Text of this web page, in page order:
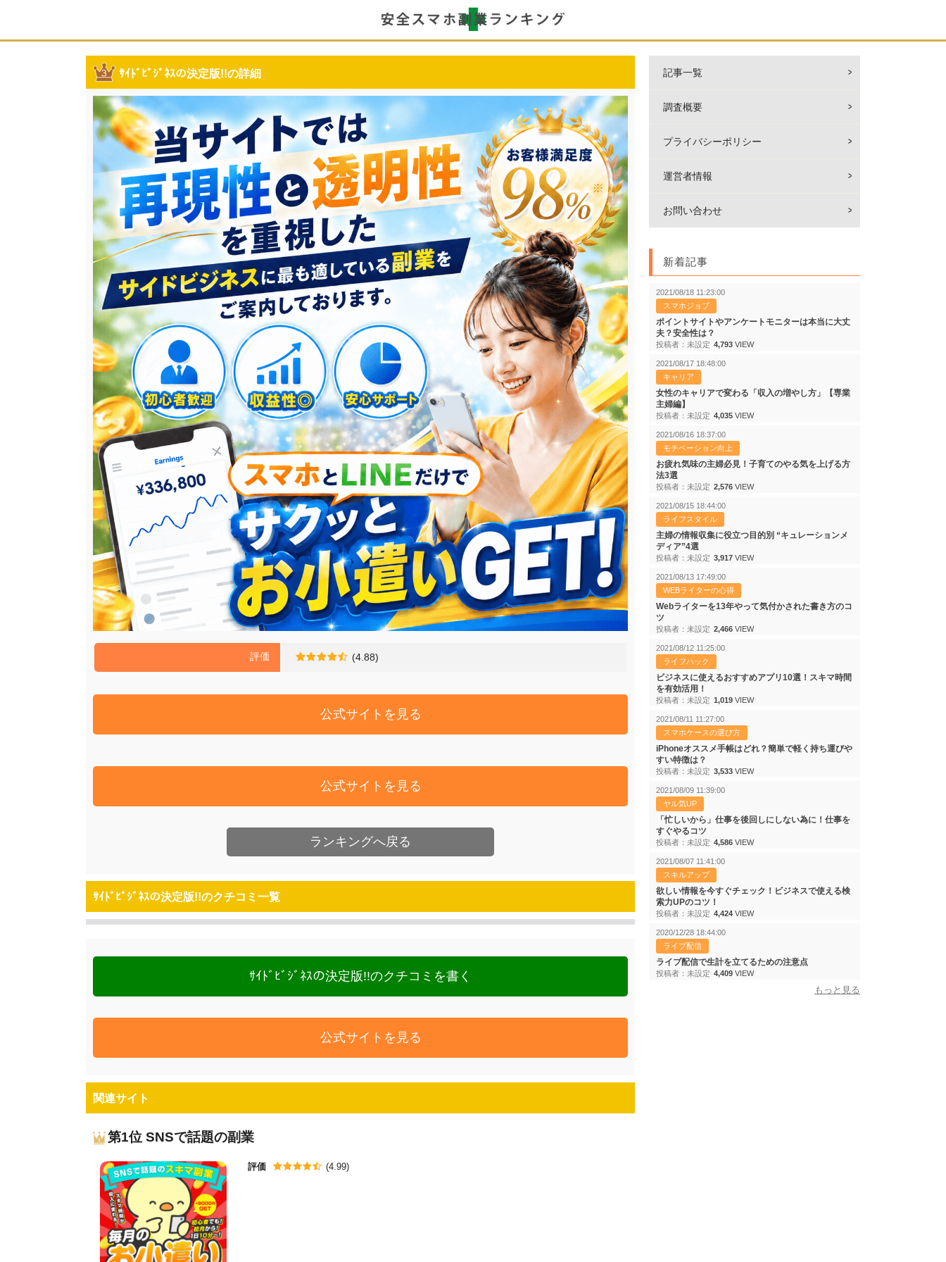
ｻｲﾄﾞﾋﾞｼﾞﾈｽの決定版!!の詳細
評価 (4.88)
公式サイトを見る
公式サイトを見る
ランキングへ戻る
ｻｲﾄﾞﾋﾞｼﾞﾈｽの決定版!!のクチコミ一覧
ｻｲﾄﾞﾋﾞｼﾞﾈｽの決定版!!のクチコミを書く
公式サイトを見る
関連サイト
第1位 SNSで話題の副業
評価 (4.99)
記事一覧
調査概要
プライバシーポリシー
運営者情報
お問い合わせ
新着記事
2021/08/18 11:23:00
スマホジョブ
ポイントサイトやアンケートモニターは本当に大丈
夫？安全性は？
投稿者：未設定 4,793 VIEW
2021/08/17 18:48:00
キャリア
女性のキャリアで変わる「収入の増やし方」【専業
主婦編】
投稿者：未設定 4,035 VIEW
2021/08/16 18:37:00
モチベーション向上
お疲れ気味の主婦必見！子育てのやる気を上げる方
法3選
投稿者：未設定 2,576 VIEW
2021/08/15 18:44:00
ライフスタイル
主婦の情報収集に役立つ目的別 “キュレーションメ
ディア”4選
投稿者：未設定 3,917 VIEW
2021/08/13 17:49:00
WEBライターの心得
Webライターを13年やって気付かされた書き方のコ
ツ
投稿者：未設定 2,466 VIEW
2021/08/12 11:25:00
ライフハック
ビジネスに使えるおすすめアプリ10選！スキマ時間
を有効活用！
投稿者：未設定 1,019 VIEW
2021/08/11 11:27:00
スマホケースの選び方
iPhoneオススメ手帳はどれ？簡単で軽く持ち運びや
すい特徴は？
投稿者：未設定 3,533 VIEW
2021/08/09 11:39:00
ヤル気UP
「忙しいから」仕事を後回しにしない為に！仕事を
すぐやるコツ
投稿者：未設定 4,586 VIEW
2021/08/07 11:41:00
スキルアップ
欲しい情報を今すぐチェック！ビジネスで使える検
索力UPのコツ！
投稿者：未設定 4,424 VIEW
2020/12/28 18:44:00
ライブ配信
ライブ配信で生計を立てるための注意点
投稿者：未設定 4,409 VIEW
もっと見る